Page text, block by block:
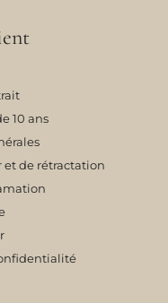
10 ans
et de rétractation